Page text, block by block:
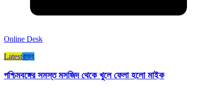
Online Desk
Latestরাজ্য​
পশ্চিমবঙ্গের সমস্ত মসজিদ থেকে খুলে ফেলা হলো মাইক